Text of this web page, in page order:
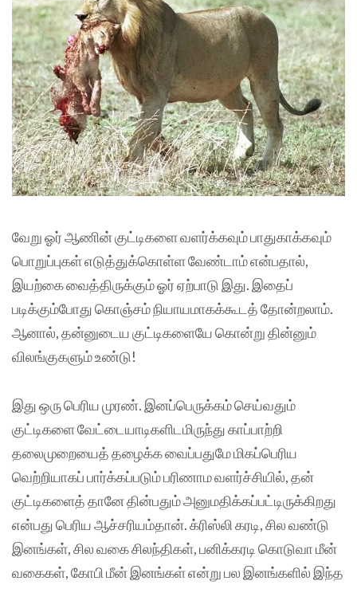
வேறு ஓர் ஆணின் குட்டிகளை வளர்க்கவும் பாதுகாக்கவும்
பொறுப்புகள் எடுத்துக்கொள்ள வேண்டாம் என்பதால்,
இயற்கை வைத்திருக்கும் ஓர் ஏற்பாடு இது. இதைப்
படிக்கும்போது கொஞ்சம் நியாயமாகக்கூடத் தோன்றலாம்.
ஆனால், தன்னுடைய குட்டிகளையே கொன்று தின்னும்
விலங்குகளும் உண்டு!
இது ஒரு பெரிய முரண். இனப்பெருக்கம் செய்வதும்
குட்டிகளை வேட்டையாடிகளிடமிருந்து காப்பாற்றி
தலைமுறையைத் தழைக்க வைப்பதுமே மிகப்பெரிய
வெற்றியாகப் பார்க்கப்படும் பரிணாம வளர்ச்சியில், தன்
குட்டிகளைத் தானே தின்பதும் அனுமதிக்கப்பட்டிருக்கிறது
என்பது பெரிய ஆச்சரியம்தான். க்ரிஸ்லி கரடி, சில வண்டு
இனங்கள், சில வகை சிலந்திகள், பனிக்கரடி கொடுவா மீன்
வகைகள், கோபி மீன் இனங்கள் என்று பல இனங்களில் இந்த